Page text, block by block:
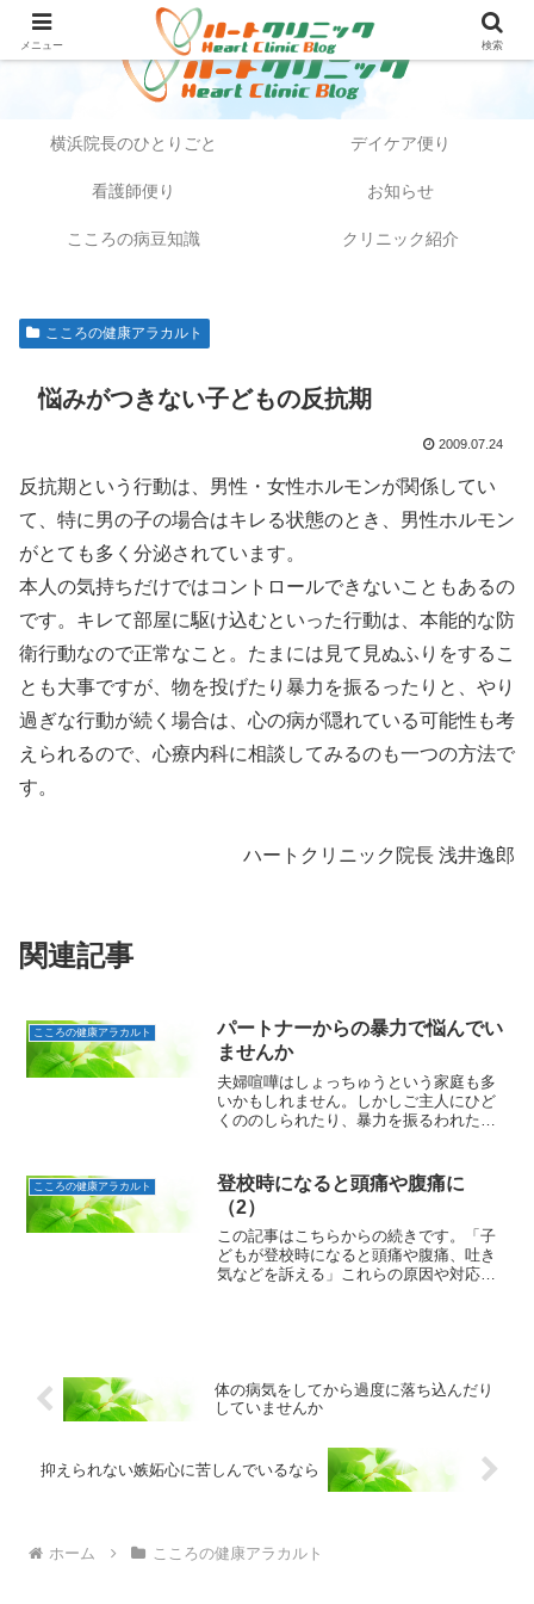
横浜院長のひとりごと デイケア便り
看護師便り お知らせ
こころの病豆知識 クリニック紹介
こころの健康アラカルト
悩みがつきない子どもの反抗期
2009.07.24
反抗期という行動は、男性・女性ホルモンが関係してい
て、特に男の子の場合はキレる状態のとき、男性ホルモン
がとても多く分泌されています。
本人の気持ちだけではコントロールできないこともあるの
です。キレて部屋に駆け込むといった行動は、本能的な防
衛行動なので正常なこと。たまには見て見ぬふりをするこ
とも大事ですが、物を投げたり暴力を振るったりと、やり
過ぎな行動が続く場合は、心の病が隠れている可能性も考
えられるので、心療内科に相談してみるのも一つの方法で
す。
ハートクリニック院長 浅井逸郎
関連記事
こころの健康アラカルト
パートナーからの暴力で悩んでい
ませんか
夫婦喧嘩はしょっちゅうという家庭も多
いかもしれません。しかしご主人にひど
くののしられたり、暴力を振るわれたり
けた奥さんは別れたいと思っても、その
後何事もなかったように...
こころの健康アラカルト
登校時になると頭痛や腹痛に
（2）
この記事はこちらからの続きです。「子
どもが登校時になると頭痛や腹痛、吐き
気などを訴える」これらの原因や対応を
体の病気をしてから過度に落ち込んだり
していませんか
抑えられない嫉妬心に苦しんでいるなら
ホーム こころの健康アラカルト
メニュー 検索